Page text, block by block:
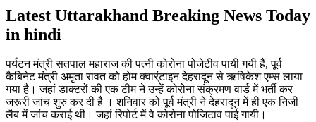
Latest Uttarakhand Breaking News Today
in hindi
पर्यटन मंत्री सतपाल महाराज की पत्नी कोरोना पोजेटीव पायी गयी हैं, पूर्व
कैबिनेट मंत्री अमृता रावत को होम क्वार्ंटाइन देहरादून से ऋषिकेश एम्स लाया
गया है। जहां डाक्टरों की एक टीम ने उन्हें कोरोना संक्रमण वार्ड में भर्ती कर
जरूरी जांच शुरु कर दी है । शनिवार को पूर्व मंत्री ने देहरादून में ही एक निजी
लैब में जांच कराई थी। जहां रिपोर्ट में वे कोरोना पोजिटाव पाई गायी।